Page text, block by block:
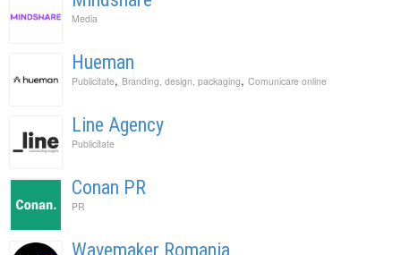
Media
Hueman
Publicitate, Branding, design, packaging, Comunicare online
Line Agency
Publicitate
Conan PR
PR
Wavemaker Romania